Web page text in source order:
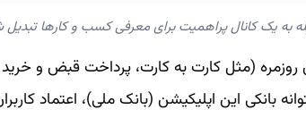
به یک کانال پراهمیت برای معرفی کسب و کارها
(مثل کارت به کارت، پرداخت قبض و خرید
بانکی این اپلیکیشن (بانک ملی)، اعتماد